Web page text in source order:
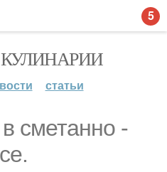
статьи
сметанно -
5